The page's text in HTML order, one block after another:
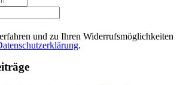
und zu Ihren Widerrufsmöglichkeiten
.